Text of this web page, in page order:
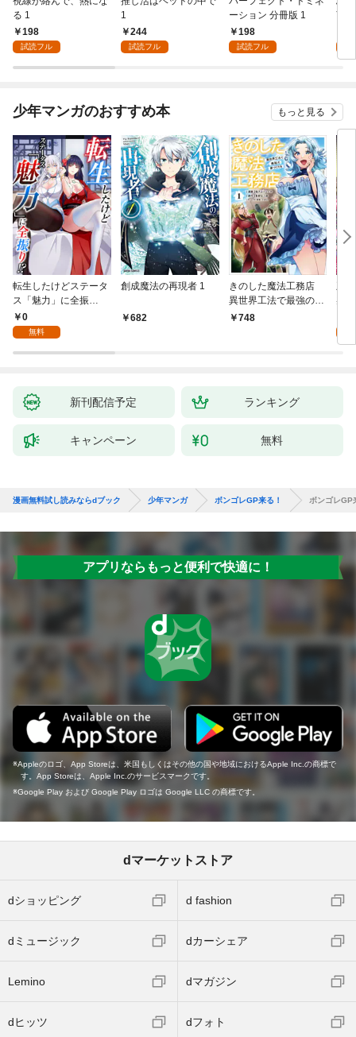
る 1
198
試読フル
1
244
試読フル
ーション 分冊版 1
198
試読フル
言
少年マンガのおすすめ本 もっと見る
転生したけどステータ
ス「魅力」に全振
り！？(1)
0
無料
創成魔法の再現者 1
682
きのした魔法工務店
異世界工法で最強の家
づくりを（コミック）
748
兆
る
新刊配信予定 ランキング
キャンペーン 無料
漫画無料試し読みならdブック 少年マンガ ボンゴレGP来る！ ボンゴレGP
アプリならもっと便利で快適に！
Appleのロゴ、App Storeは、米国もしくはその他の国や地域におけるApple Inc.の商標で
す。App Storeは、Apple Inc.のサービスマークです。
Google Play および Google Play ロゴは Google LLC の商標です。
dマーケットストア
dショッピング d fashion
dミュージック dカーシェア
Lemino dマガジン
dヒッツ dフォト